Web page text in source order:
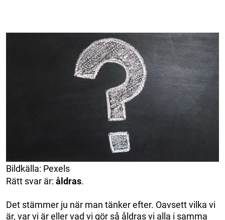
Bildkälla: Pexels
Rätt svar är: åldras.
Det stämmer ju när man tänker efter. Oavsett vilka vi
är, var vi är eller vad vi gör så åldras vi alla i samma